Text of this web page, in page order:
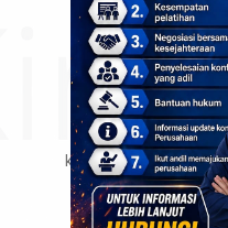
SERIKAT
SEKAR ADI
memperjuangkan,
kepentingan dan
keluarganya, serta
yang harmonis,
peraturan dan